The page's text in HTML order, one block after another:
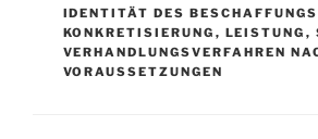
IDENTITÄT DES
KONKRETISIERUNG , LEISTUNG ,
VERHANDLUNGSVERFAHREN
VORAUSSETZUNGEN